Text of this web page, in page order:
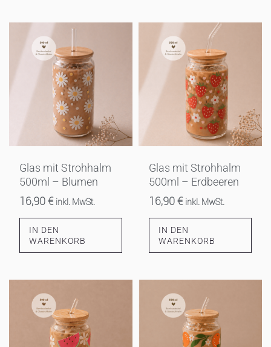
Glas mit Strohhalm
500ml – Blumen
16,90€ inkl. MwSt.
IN DEN
WARENKORB
Glas mit Strohhalm
500ml – Erdbeeren
16,90€ inkl. MwSt.
IN DEN
WARENKORB